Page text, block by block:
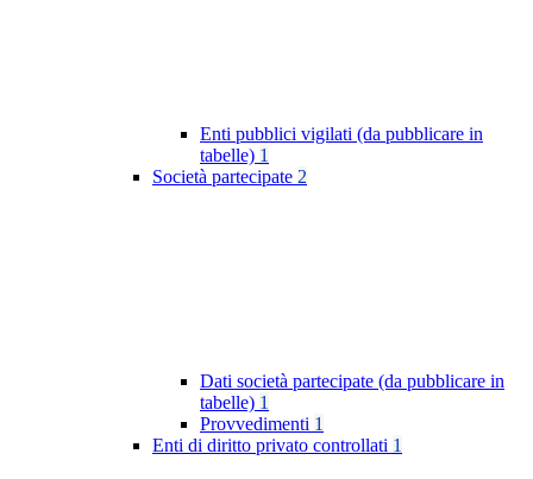
Enti pubblici vigilati (da pubblicare in
tabelle) 1
Società partecipate 2
Dati società partecipate (da pubblicare in
tabelle) 1
Provvedimenti 1
Enti di diritto privato controllati 1